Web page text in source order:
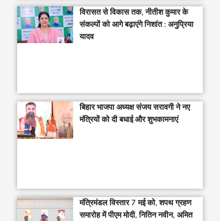
विरासत से विकास तक, नीतीश कुमार के
संकल्पों को आगे बढ़ाएंगे निशांत : अनुप्रिया
यादव
बिहार भाजपा अध्यक्ष संजय सरावगी ने नए
मंत्रियों को दी बधाई और शुभकामनाएं
मंत्रिमंडल विस्तार 7 मई को, शपथ ग्रहण
समारोह में पीएम मोदी, नितिन नवीन, अमित